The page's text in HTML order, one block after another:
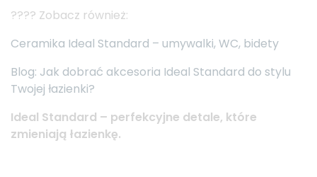
???? Zobacz również:
Ceramika Ideal Standard – umywalki, WC, bidety
Blog: Jak dobrać akcesoria Ideal Standard do stylu
Twojej łazienki?
Ideal Standard – perfekcyjne detale, które
zmieniają łazienkę.